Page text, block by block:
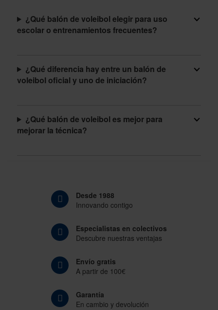
¿Qué balón de voleibol elegir para uso
escolar o entrenamientos frecuentes?
¿Qué diferencia hay entre un balón de
voleibol oficial y uno de iniciación?
¿Qué balón de voleibol es mejor para
mejorar la técnica?
Desde 1988
Innovando contigo
Especialistas en colectivos
Descubre nuestras ventajas
Envío gratis
A partir de 100€
Garantía
En cambio y devolución